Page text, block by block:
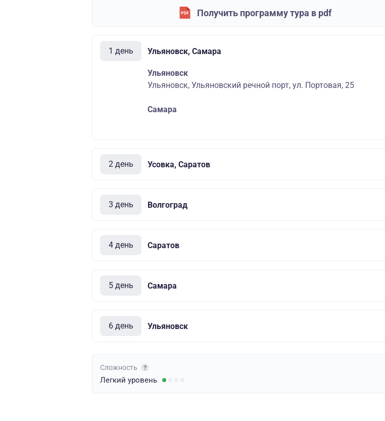
Получить программу тура в pdf
1 день Ульяновск, Самара
Ульяновск
Ульяновск, Ульяновский речной порт, ул. Портовая, 25
Самара
2 день Усовка, Саратов
3 день Волгоград
4 день Саратов
5 день Самара
6 день Ульяновск
Сложность
Легкий уровень